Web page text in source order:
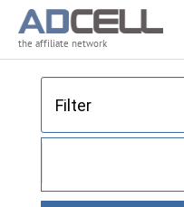
the affiliate network